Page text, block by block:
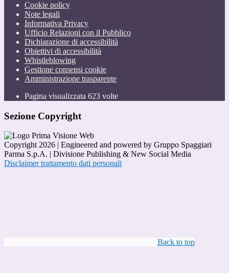
Cookie policy
Note legali
Informativa Privacy
Ufficio Relazioni con il Pubblico
Dichiarazione di accessibilità
Obiettivi di accessibilità
Whistleblowing
Gestione consensi cookie
Amministrazione trasparente
Pagina visualizzata 623 volte
Sezione Copyright
Copyright 2026 | Engineered and powered by Gruppo Spaggiari
Parma S.p.A. | Divisione Publishing & New Social Media
Disclaimer trattamento dati personali
Back to top